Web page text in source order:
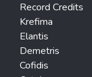
Record Credits
Krefima
Elantis
Demetris
Cofidis